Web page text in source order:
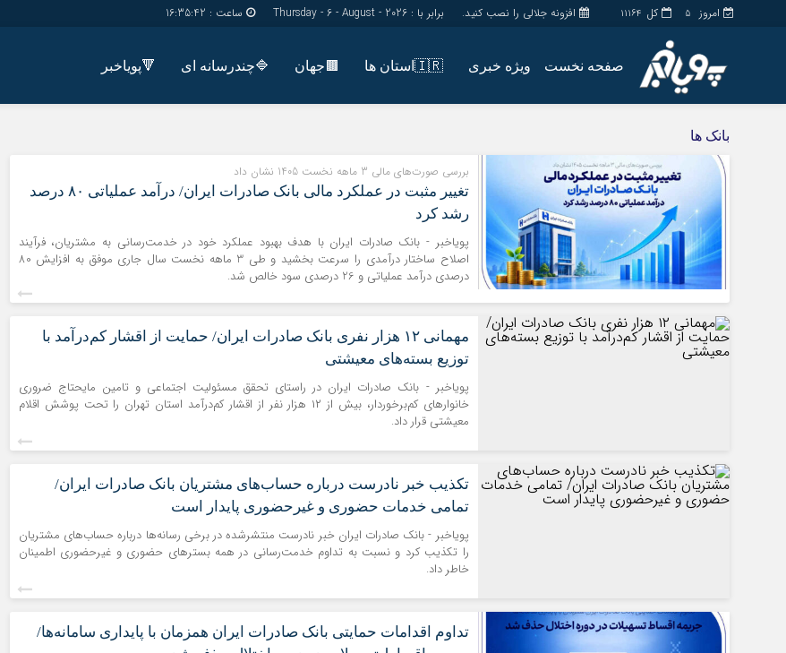
کل 11164 امروز 5 افزونه جلالی را نصب کنید. برابر با : Thursday - 6 - August - 2026 ساعت : 16:35:42
صفحه نخست ویژه خبری 🇮🇷استان ها 🟫جهان 🔷چندرسانه ای 🔻پویاخبر
جامعه
سیاسی
فرهنگ
گالری فیلم
گالری عکس
حساب مشتری
پیوندهای سایت
سبد خريد
گروه سیاسی
بانک ها
بررسی صورت‌های مالی 3 ماهه نخست 1405 نشان داد
تغییر مثبت در عملکرد مالی بانک صادرات ایران/ درآمد عملیاتی ۸۰ درصد
رشد کرد
پویاخبر - ​بانک صادرات ایران با هدف بهبود عملکرد خود در خدمت‌رسانی به مشتریان، فرآیند
اصلاح ساختار درآمدی را سرعت بخشید و طی 3 ماهه نخست سال جاری موفق به افزایش 80
درصدی درآمد عملیاتی و 26 درصدی سود خالص شد.
مهمانی ۱۲ هزار نفری بانک صادرات ایران/ حمایت از اقشار کم‌درآمد با
توزیع بسته‌های معیشتی
پویاخبر - ​بانک صادرات ایران در راستای تحقق مسئولیت اجتماعی و تامین مایحتاج ضروری
خانوارهای کم‌برخوردار، بیش از ۱۲ هزار نفر از اقشار کم‌درآمد استان تهران را تحت پوشش اقلام
معیشتی قرار داد.
تکذیب خبر نادرست درباره حساب‌های مشتریان بانک صادرات ایران/
تمامی خدمات حضوری و غیرحضوری پایدار است
پویاخبر - بانک صادرات ایران خبر نادرست منتشرشده در برخی رسانه‌ها درباره حساب‌های مشتریان
را تکذیب کرد و نسبت به تداوم خدمت‌رسانی در همه بسترهای حضوری و غیرحضوری اطمینان
خاطر داد.
تداوم اقدامات حمایتی بانک صادرات ایران همزمان با پایداری سامانه‌ها/